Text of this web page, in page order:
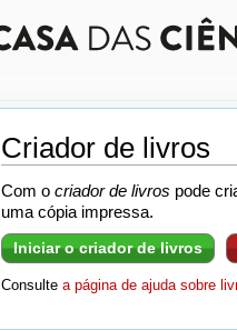
Criador de livros
Ir para:navegação,pesquisa
Com o criador de livros pode
uma cópia impressa.
Iniciar o criador de livros
Consulte a página de ajuda sobre